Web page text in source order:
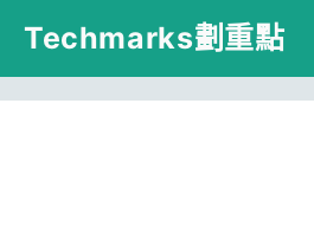
跳
主
Techmarks劃重點